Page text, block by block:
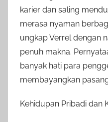
karier dan saling
merasa nyaman
ungkap Verrel dengan
penuh makna.
banyak hati para
membayangkan
Kehidupan Pribadi dan